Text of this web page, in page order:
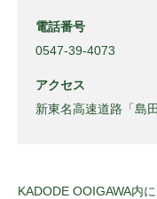
電話番号
0547-39-4073
アクセス
新東名高速道路「島
KADODE OOIGAWA内